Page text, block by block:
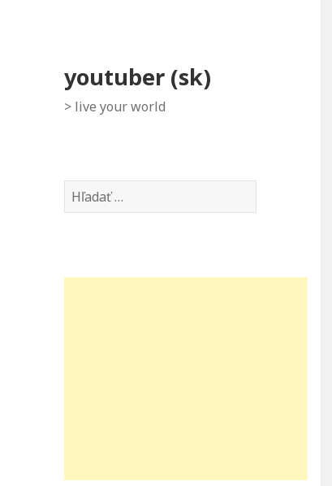
youtuber (sk)
> live your world
Hľadať: